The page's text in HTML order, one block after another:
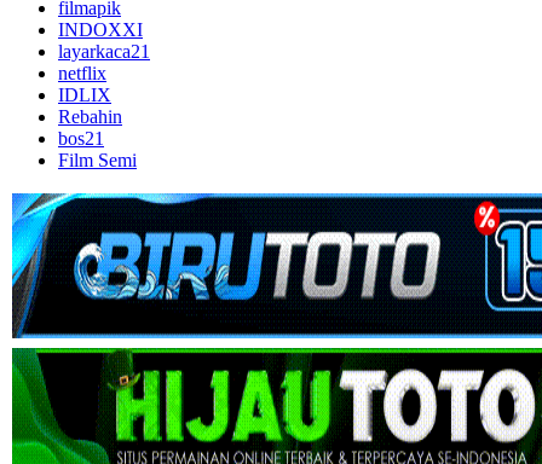
filmapik
INDOXXI
layarkaca21
netflix
IDLIX
Rebahin
bos21
Film Semi